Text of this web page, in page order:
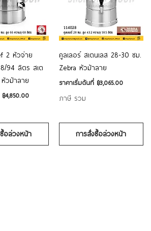
มูลด่วน
2 หัวจ่าย
94 ลิตร สเต
วม้าลาย
฿4,850.00
อล่วงหน้า
ดูข้อมูลด่วน
คูลเลอร์ สเตนเลส 28-30 ซม.
Zebra หัวม้าลาย
ราคาเริ่มต้นที่ ฿3,065.00
ราคาขายลด
ภาษี รวม
การสั่งซื้อล่วงหน้า